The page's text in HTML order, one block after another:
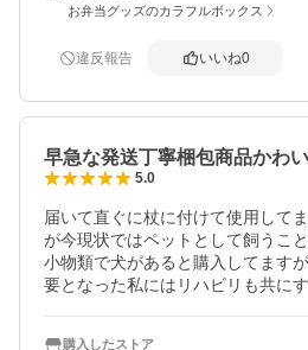
お弁当グッズのカラフルボックス
違反報告 いいね0
早急な発送丁寧梱包商品かわ
5.0
届いて直ぐに杖に付けて使用して
が今現状ではペットとして飼うこ
小物類で犬があると購入してます
要となった私にはリハビリも共に
購入したストア